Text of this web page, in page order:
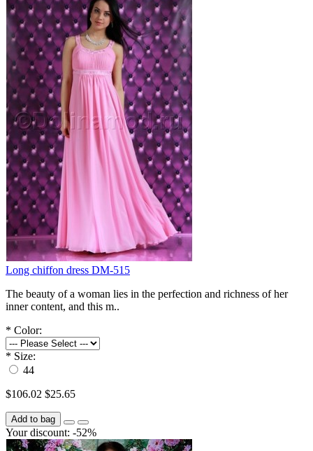
Long chiffon dress DM-515
The beauty of a woman lies in the perfection and richness of her
inner content, and this m..
* Color:
* Size:
44
$106.02 $25.65
Add to bag
Your discount: -52%